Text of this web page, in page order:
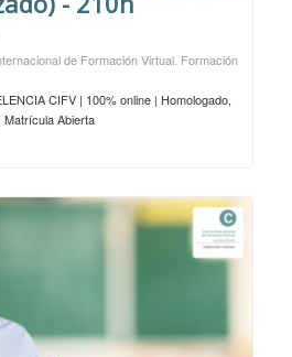
de Formación Virtual. Formación
CIFV | 100% online | Homologado,
Abierta